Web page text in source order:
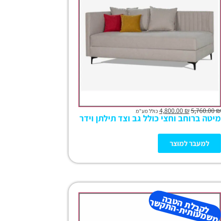
₪
5,760.00
₪
4,800.00 כולל מע"מ
מיטה ברוחב וחצי כולל גב וצד תילתן וידר
למעבר למוצר
ל
ק
ב
ל
ת
ה
ט
ב
ה
מ
ש
מ
עו
תי
ת-
ה
ת
ק
ש
ר